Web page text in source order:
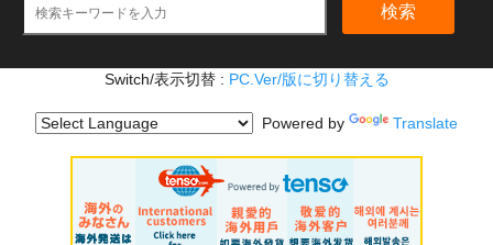
検索
Switch/表示切替 : PC.Ver/版に切り替える
Powered by Translate